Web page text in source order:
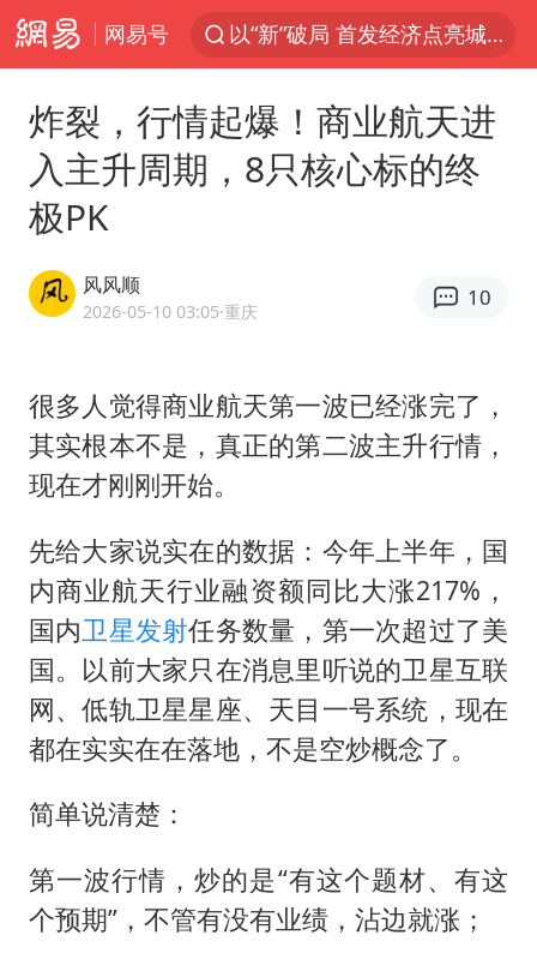
网易号
以“新”破局 首发经济点亮城市消费活力
宇树科技发行价格150.80元/股
吉林一“温度计大楼”读数爆表
27岁女子成组织卖淫集团主犯被通缉
U17国足1分钟轰2球
80后女柜员逆袭成4200亿银行副行长
24小时不关空调 电费会更低吗
东方甄选被判赔偿江小白30万元
炸裂，行情起爆！商业航天进
入主升周期，8只核心标的终
极PK
风风顺
2026-05-10 03:05·重庆
10
很多人觉得商业航天第一波已经涨完了，
其实根本不是，真正的第二波主升行情，
现在才刚刚开始。
先给大家说实在的数据：今年上半年，国
内商业航天行业融资额同比大涨217%，
国内卫星发射任务数量，第一次超过了美
国。以前大家只在消息里听说的卫星互联
网、低轨卫星星座、天目一号系统，现在
都在实实在在落地，不是空炒概念了。
简单说清楚：
第一波行情，炒的是“有这个题材、有这
个预期”，不管有没有业绩，沾边就涨；